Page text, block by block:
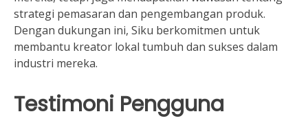
strategi pemasaran dan pengembangan produk.
Dengan dukungan ini, Siku berkomitmen untuk
membantu kreator lokal tumbuh dan sukses dalam
industri mereka.
Testimoni Pengguna